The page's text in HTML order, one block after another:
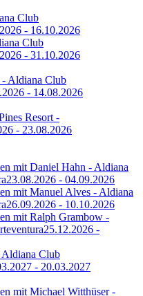
Club
- 16.10.2026
Club
- 31.10.2026
- Aldiana Club
- 14.08.2026
Resort -
- 23.08.2026
mit Daniel Hahn - Aldiana
23.08.2026 - 04.09.2026
mit Manuel Alves - Aldiana
26.09.2026 - 10.10.2026
mit Ralph Grambow -
25.12.2026 -
Club
- 20.03.2027
mit Michael Witthüser -